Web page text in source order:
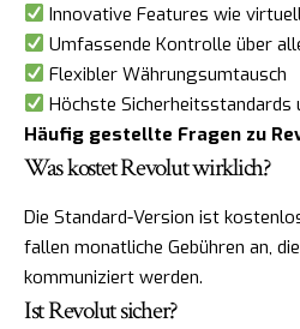
Innovative Features wie
Umfassende Kontrolle über
Flexibler Währungsumtausch
Höchste Sicherheitsstandards
Häufig gestellte Fragen zu
Was kostet Revolut wirklich?
Die Standard-Version ist
fallen monatliche Gebühren an,
kommuniziert werden.
Ist Revolut sicher?